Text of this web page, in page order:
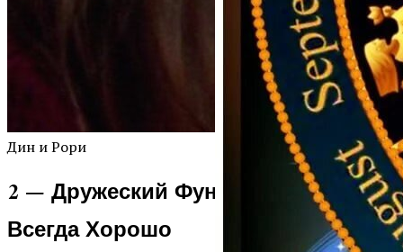
Дин и Рори
2 — Дружеский Фундамент — Это
Всегда Хорошо